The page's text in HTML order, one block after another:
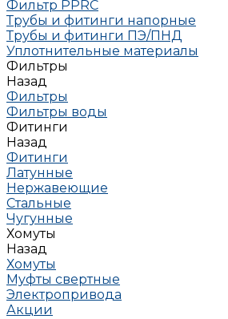
Фильтр PPRC
Трубы и фитинги напорные
Трубы и фитинги ПЭ/ПНД
Уплотнительные материалы
Фильтры
Назад
Фильтры
Фильтры воды
Фитинги
Назад
Фитинги
Латунные
Нержавеющие
Стальные
Чугунные
Хомуты
Назад
Хомуты
Муфты свертные
Электропривода
Акции